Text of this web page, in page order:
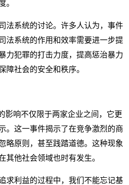
。
法系统的讨论。许多人认为，事件
法系统的作用和效率需要进一步提
力犯罪的打击力度，提高惩治暴力
障社会的安全和秩序。
影响不仅限于两家企业之间，它更
。这一事件揭示了在竞争激烈的商
略原则，甚至践踏道德。这种现象
其他社会领域也时有发生。
求利益的过程中，我们不能忘记基